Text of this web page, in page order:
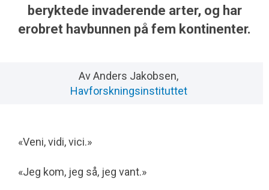
beryktede inva­derende arter, og har
erobret havbunnen på fem kontinenter.
Av Anders Jakobsen,
Havforskningsinstituttet
«Veni, vidi, vici.»
«Jeg kom, jeg så, jeg vant.»